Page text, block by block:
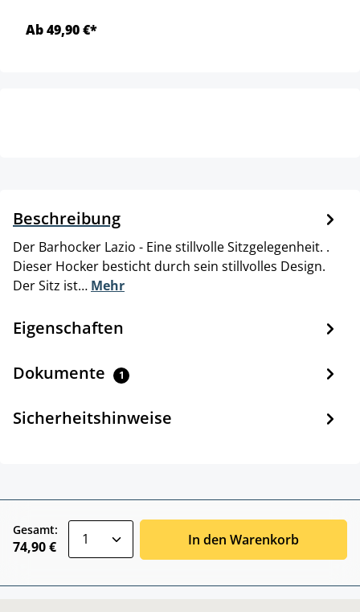
Ab 49,90 €*
Beschreibung
Der Barhocker Lazio - Eine stillvolle Sitzgelegenheit. .
Dieser Hocker besticht durch sein stillvolles Design.
Der Sitz ist… Mehr
Eigenschaften
Dokumente 1
Sicherheitshinweise
Gesamt:
74,90 € In den Warenkorb